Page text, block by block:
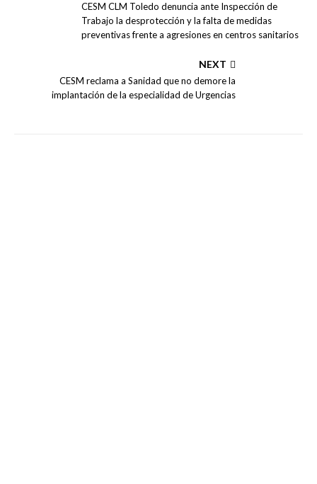
CESM CLM Toledo denuncia ante Inspección de
Trabajo la desprotección y la falta de medidas
preventivas frente a agresiones en centros sanitarios
NEXT
CESM reclama a Sanidad que no demore la
implantación de la especialidad de Urgencias